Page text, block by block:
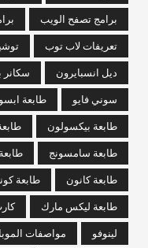
برامج تصفح الويب
تعريفات لاب توب
ديل انسبايرون
سكانر
سوني فايو
طابعة
طابعة بيكسولون
طابعة سامسونج
طابعة كانون
طابعة
طابعة ليكس مارك
لينوفو
مواصفات